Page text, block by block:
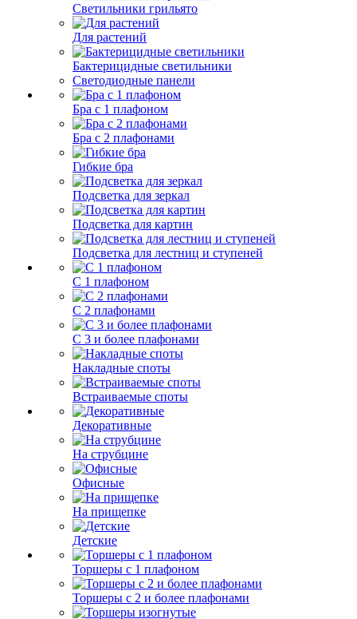
Светильники грильято
Для растений
Бактерицидные светильники
Светодиодные панели
Бра с 1 плафоном
Бра с 2 плафонами
Гибкие бра
Подсветка для зеркал
Подсветка для картин
Подсветка для лестниц и ступеней
С 1 плафоном
С 2 плафонами
С 3 и более плафонами
Накладные споты
Встраиваемые споты
Декоративные
На струбцине
Офисные
На прищепке
Детские
Торшеры с 1 плафоном
Торшеры с 2 и более плафонами